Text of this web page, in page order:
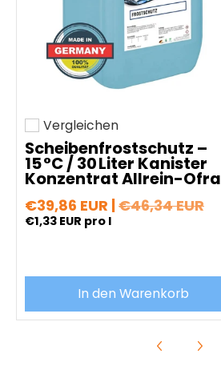
Hinzufügen zum vergleichen
Vergleichen
Scheibenfrostschutz –
15 °C / 30 Liter Kanister
Konzentrat Allrein-Ofra
€39,86 EUR |€46,34 EUR
€1,33 EUR pro l
In den Warenkorb